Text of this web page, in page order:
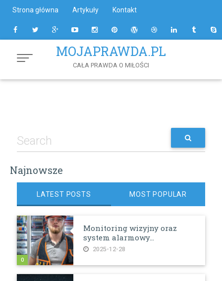
Content
Strona główna Artykuły Kontakt
MOJAPRAWDA.PL
CAŁA PRAWDA O MIŁOŚCI
Najnowsze
LATEST POSTS MOST POPULAR
Monitoring wizyjny oraz
system alarmowy...
2025-12-28
0